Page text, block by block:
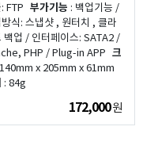
FTP 부가기능 : 백업기능 /
식: 스냅샷 , 원터치 , 클라
백업 / 인터페이스: SATA2 /
PHP / Plug-in APP 크
x 205mm x 61mm
: 84g
172,000원